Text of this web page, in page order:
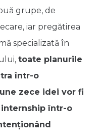
grupe, de
iar pregătirea
specializată în
toate planurile
într-o
zece idei vor fi
într-o